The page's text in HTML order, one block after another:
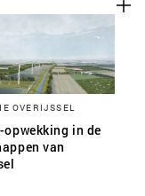
OVERIJSSEL
opwekking in de
van